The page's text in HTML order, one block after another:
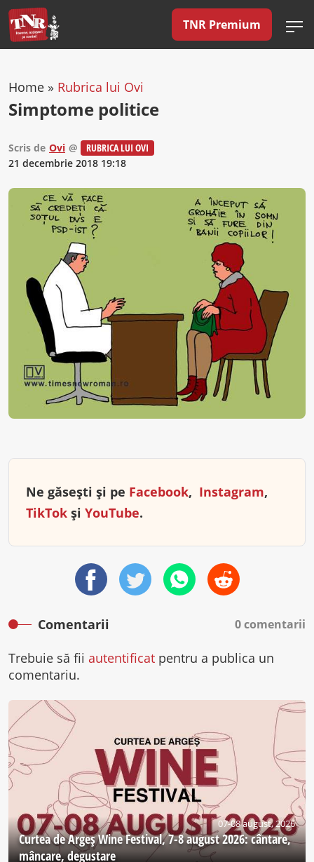
TNR Premium
Home » Rubrica lui Ovi
Simptome politice
Scris de Ovi @
RUBRICA LUI OVI
21 decembrie 2018 19:18
Ne găsești și pe Facebook, Instagram,
TikTok și YouTube.
Comentarii 0 comentarii
Trebuie să fii autentificat pentru a publica un
comentariu.
07-08 august, 2026
Curtea de Argeş Wine Festival, 7-8 august 2026: cântare,
mâncare, degustare